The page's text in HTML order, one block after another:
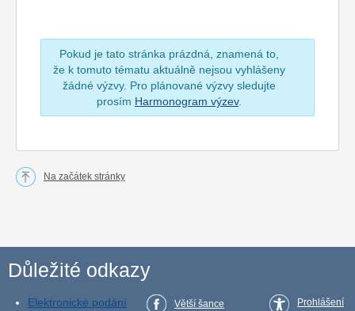
Pokud je tato stránka prázdná, znamená to,
že k tomuto tématu aktuálně nejsou vyhlášeny
žádné výzvy. Pro plánované výzvy sledujte
prosím Harmonogram výzev.
Na začátek stránky
Důležité odkazy
Elektronické podání
Větší šance
Prohlášení